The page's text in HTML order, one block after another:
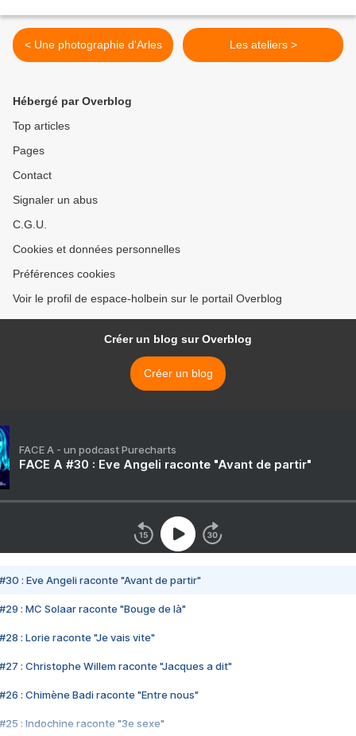
< Une photographie d'Arles Les ateliers >
Hébergé par Overblog
Top articles
Pages
Contact
Signaler un abus
C.G.U.
Cookies et données personnelles
Préférences cookies
Voir le profil de espace-holbein sur le portail Overblog
Créer un blog sur Overblog
Créer un blog
FACE A - un podcast Purecharts
FACE A #30 : Eve Angeli raconte "Avant de partir"
#30 : Eve Angeli raconte "Avant de partir"
#29 : MC Solaar raconte "Bouge de là"
#28 : Lorie raconte "Je vais vite"
#27 : Christophe Willem raconte "Jacques a dit"
#26 : Chimène Badi raconte "Entre nous"
#25 : Indochine raconte "3e sexe"